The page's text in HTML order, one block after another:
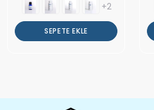
+2
SEPETE EKLE